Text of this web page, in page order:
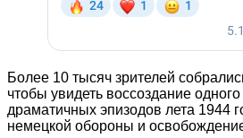
Более 10 тысяч зрителей
чтобы увидеть воссоздание
драматичных эпизодов лета 1944
немецкой обороны и